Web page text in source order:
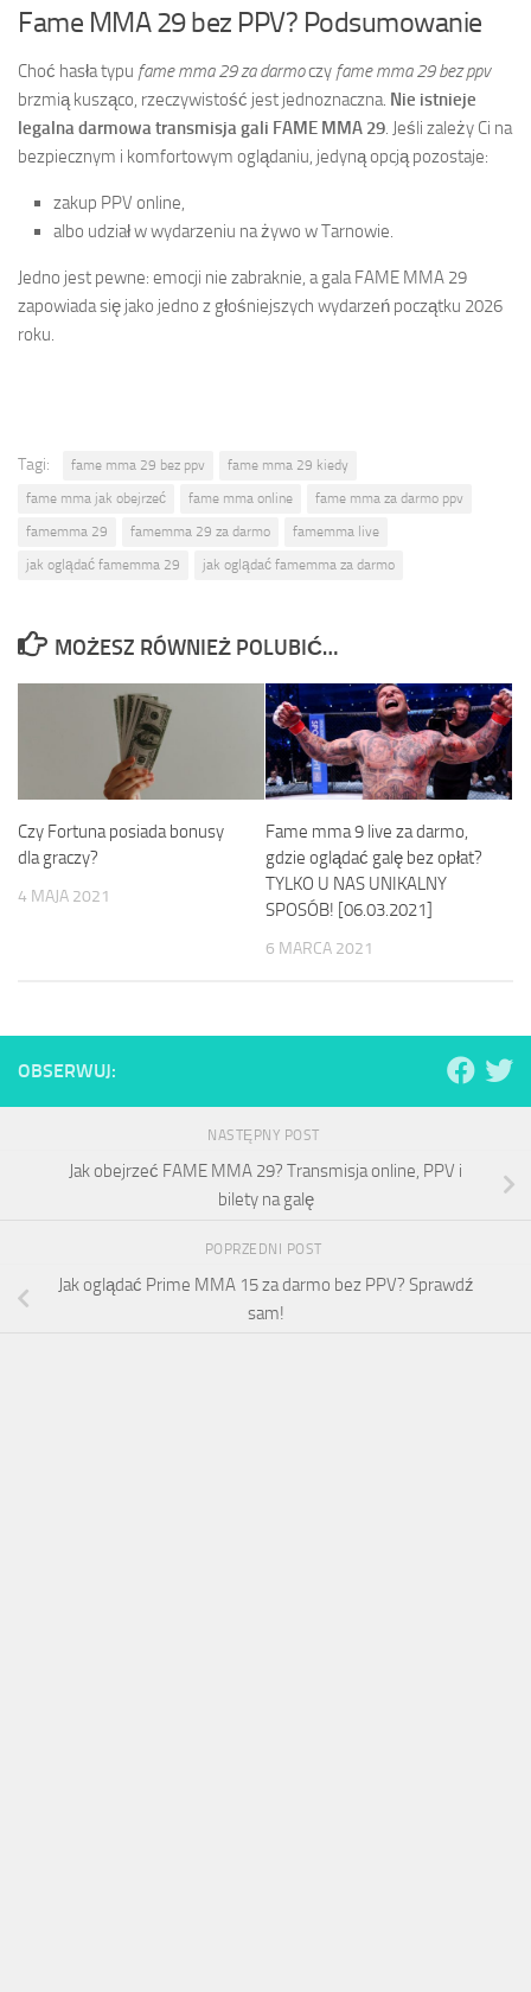
Fame MMA 29 bez PPV? Podsumowanie
Choć hasła typu fame mma 29 za darmoczy fame mma 29 bez ppv
brzmią kusząco, rzeczywistość jest jednoznaczna. Nie istnieje
legalna darmowa transmisja gali FAME MMA 29. Jeśli zależy Ci na
bezpiecznym i komfortowym oglądaniu, jedyną opcją pozostaje:
zakup PPV online,
albo udział w wydarzeniu na żywo w Tarnowie.
Jedno jest pewne: emocji nie zabraknie, a gala FAME MMA 29
zapowiada się jako jedno z głośniejszych wydarzeń początku 2026
roku.
Tagi: fame mma 29 bez ppv
fame mma 29 kiedy
fame mma jak obejrzeć
fame mma online
fame mma za darmo ppv
famemma 29
famemma 29 za darmo
famemma live
jak oglądać famemma 29
jak oglądać famemma za darmo
MOŻESZ RÓWNIEŻ POLUBIĆ…
Czy Fortuna posiada bonusy
dla graczy?
4 MAJA 2021
Fame mma 9 live za darmo,
gdzie oglądać galę bez opłat?
TYLKO U NAS UNIKALNY
SPOSÓB! [06.03.2021]
6 MARCA 2021
OBSERWUJ:
NASTĘPNY POST
Jak obejrzeć FAME MMA 29? Transmisja online, PPV i
bilety na galę
POPRZEDNI POST
Jak oglądać Prime MMA 15 za darmo bez PPV? Sprawdź
sam!